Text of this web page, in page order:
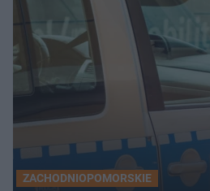
ZACHODNIOPOMORSKIE